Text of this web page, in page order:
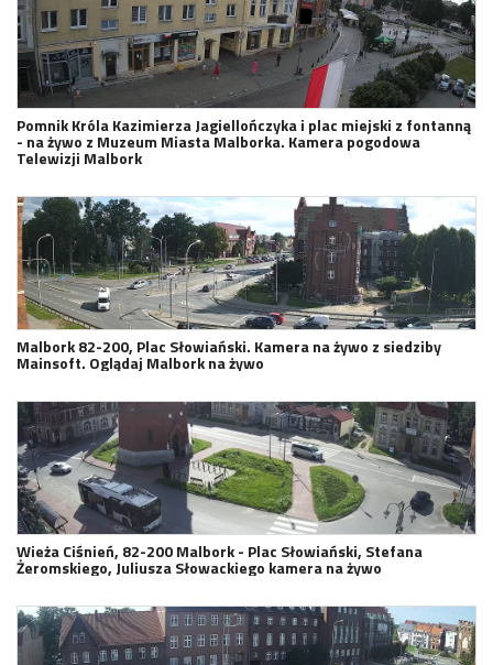
Pomnik Króla Kazimierza Jagiellończyka i plac miejski z fontanną
- na żywo z Muzeum Miasta Malborka. Kamera pogodowa
Telewizji Malbork
Malbork 82-200, Plac Słowiański. Kamera na żywo z siedziby
Mainsoft. Oglądaj Malbork na żywo
Wieża Ciśnień, 82-200 Malbork - Plac Słowiański, Stefana
Żeromskiego, Juliusza Słowackiego kamera na żywo